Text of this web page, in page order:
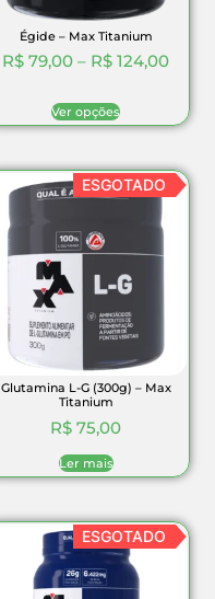
Égide – Max Titanium
R$ 79,00 – R$ 124,00
Ver opções
ESGOTADO
Glutamina L-G (300g) – Max
Titanium
R$ 75,00
Ler mais
ESGOTADO